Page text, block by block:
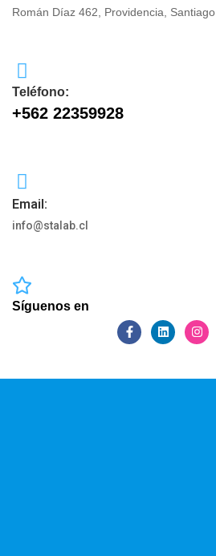
Román Díaz 462, Providencia, Santiago
Teléfono:
+562 22359928
Email:
info@stalab.cl
Síguenos en